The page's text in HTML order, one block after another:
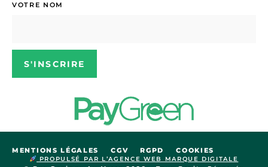
VOTRE NOM
S'INSCRIRE
PROPULSÉ PAR L’AGENCE WEB MARQUE DIGITALE
MENTIONS LÉGALES CGV RGPD COOKIES